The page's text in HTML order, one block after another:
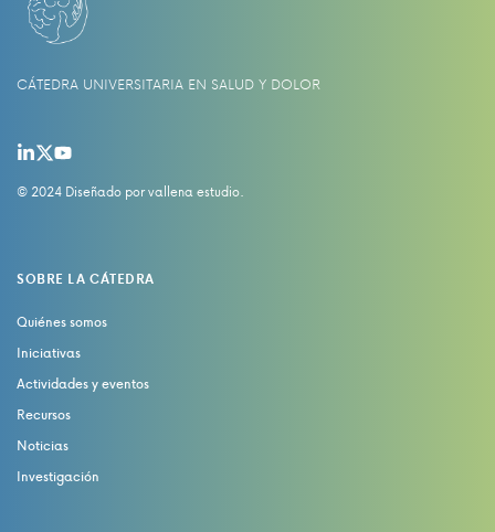
CÁTEDRA UNIVERSITARIA EN SALUD Y DOLOR
© 2024 Diseñado porvallena estudio.
SOBRE LA CÁTEDRA
Quiénes somos
Iniciativas
Actividades y eventos
Recursos
Noticias
Investigación